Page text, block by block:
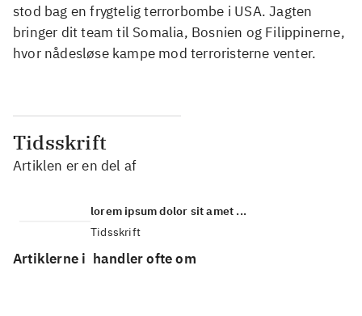
stod bag en frygtelig terrorbombe i USA. Jagten
bringer dit team til Somalia, Bosnien og Filippinerne,
hvor nådesløse kampe mod terroristerne venter.
Tidsskrift
Artiklen er en del af
lorem ipsum dolor sit amet ...
Tidsskrift
Artiklerne i handler ofte om